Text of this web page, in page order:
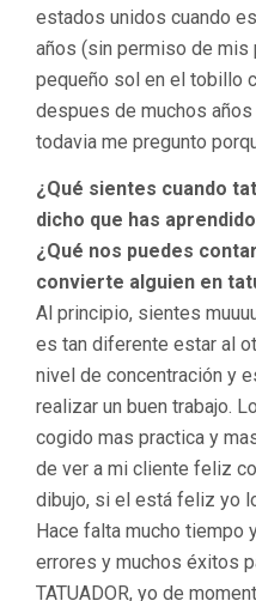
estados unidos cuando
años (sin permiso de mis
pequeño sol en el tobillo
despues de muchos
todavia me pregunto
¿Qué sientes cuando
dicho que has
¿Qué nos puedes
convierte alguien en
Al principio, sientes
es tan diferente estar al
nivel de concentración y
realizar un buen trabajo.
cogido mas practica y
de ver a mi cliente feliz
dibujo, si el está feliz yo
Hace falta mucho tiempo
errores y muchos éxitos
TATUADOR, yo de